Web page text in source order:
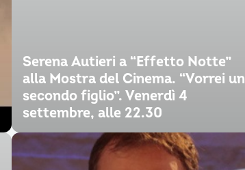
Serena Autieri a “Effetto Notte”
alla Mostra del Cinema. “Vorrei un
secondo figlio”. Venerdì 4
settembre, alle 22.30